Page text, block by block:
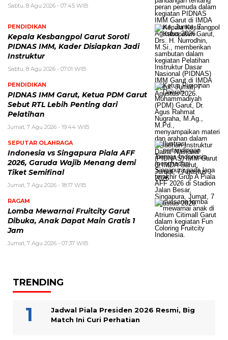
Sabtu, 8 Agu 2026 - 07:45 WIB
PENDIDIKAN
Kepala Kesbangpol Garut Soroti
PIDNAS IMM, Kader Disiapkan Jadi
Instruktur
Sabtu, 8 Agu 2026 - 07:01 WIB
PENDIDIKAN
PIDNAS IMM Garut, Ketua PDM Garut
Sebut RTL Lebih Penting dari
Pelatihan
Jumat, 7 Agu 2026 - 19:44 WIB
SEPUTAR OLAHRAGA
Indonesia vs Singapura Piala AFF
2026, Garuda Wajib Menang demi
Tiket Semifinal
Jumat, 7 Agu 2026 - 18:17 WIB
RAGAM
Lomba Mewarnai Fruitcity Garut
Dibuka, Anak Dapat Main Gratis 1
Jam
Jumat, 7 Agu 2026 - 07:37 WIB
TRENDING
Jadwal Piala Presiden 2026 Resmi, Big
Match Ini Curi Perhatian